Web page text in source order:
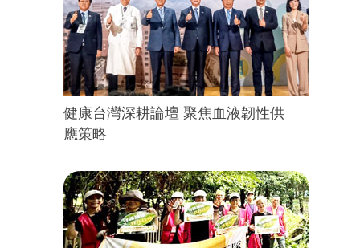
健康台灣深耕論壇 聚焦血液韌性供
應策略